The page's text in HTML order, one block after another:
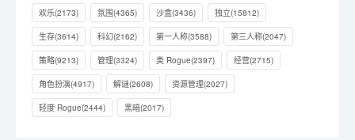
欢乐(2173) 氛围(4365) 沙盒(3436) 独立(15812)
生存(3614) 科幻(2162) 第一人称(3588) 第三人称(2047)
策略(9213) 管理(3324) 类 Rogue(2397) 经营(2715)
角色扮演(4917) 解谜(2608) 资源管理(2027)
轻度 Rogue(2444) 黑暗(2017)